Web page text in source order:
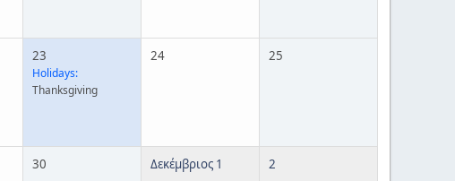
23
Holidays:
Thanksgiving
24 25
30 Δεκέμβριος 1 2